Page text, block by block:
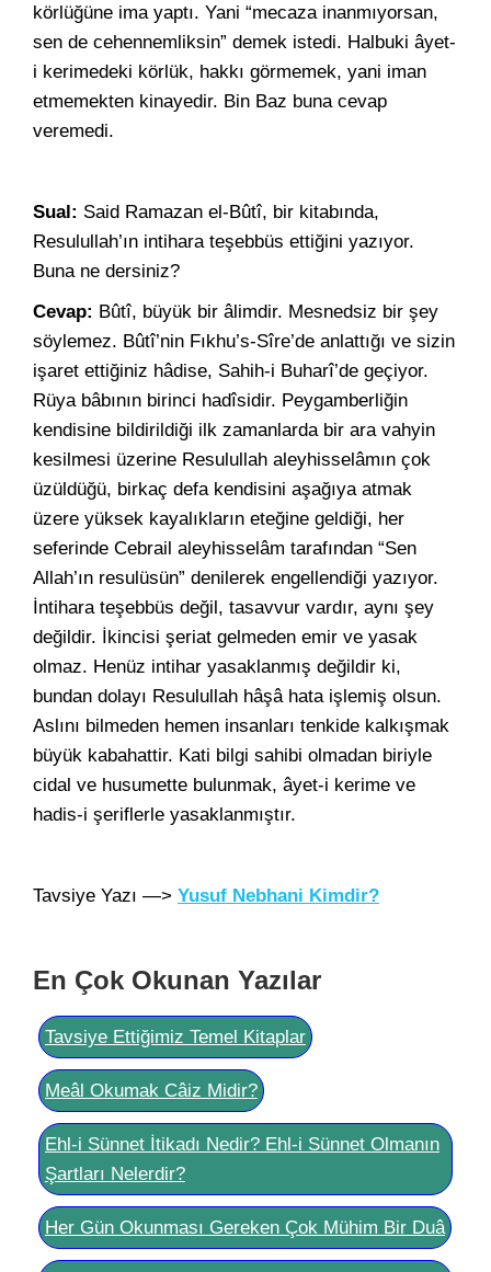
körlüğüne ima yaptı. Yani “mecaza inanmıyorsan,
sen de cehennemliksin” demek istedi. Halbuki âyet-
i kerimedeki körlük, hakkı görmemek, yani iman
etmemekten kinayedir. Bin Baz buna cevap
veremedi.
Sual: Said Ramazan el-Bûtî, bir kitabında,
Resulullah’ın intihara teşebbüs ettiğini yazıyor.
Buna ne dersiniz?
Cevap: Bûtî, büyük bir âlimdir. Mesnedsiz bir şey
söylemez. Bûtî’nin Fıkhu’s-Sîre’de anlattığı ve sizin
işaret ettiğiniz hâdise, Sahih-i Buharî’de geçiyor.
Rüya bâbının birinci hadîsidir. Peygamberliğin
kendisine bildirildiği ilk zamanlarda bir ara vahyin
kesilmesi üzerine Resulullah aleyhisselâmın çok
üzüldüğü, birkaç defa kendisini aşağıya atmak
üzere yüksek kayalıkların eteğine geldiği, her
seferinde Cebrail aleyhisselâm tarafından “Sen
Allah’ın resulüsün” denilerek engellendiği yazıyor.
İntihara teşebbüs değil, tasavvur vardır, aynı şey
değildir. İkincisi şeriat gelmeden emir ve yasak
olmaz. Henüz intihar yasaklanmış değildir ki,
bundan dolayı Resulullah hâşâ hata işlemiş olsun.
Aslını bilmeden hemen insanları tenkide kalkışmak
büyük kabahattir. Kati bilgi sahibi olmadan biriyle
cidal ve husumette bulunmak, âyet-i kerime ve
hadis-i şeriflerle yasaklanmıştır.
Tavsiye Yazı —> Yusuf Nebhani Kimdir?
En Çok Okunan Yazılar
Tavsiye Ettiğimiz Temel Kitaplar
Meâl Okumak Câiz Midir?
Ehl-i Sünnet İtikadı Nedir? Ehl-i Sünnet Olmanın
Şartları Nelerdir?
Her Gün Okunması Gereken Çok Mühim Bir Duâ